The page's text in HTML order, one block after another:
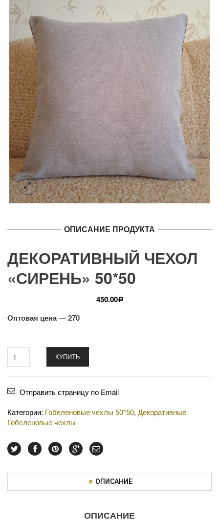
ОПИСАНИЕ ПРОДУКТА
ДЕКОРАТИВНЫЙ ЧЕХОЛ
«СИРЕНЬ» 50*50
450.00Р
Оптовая цена — 270
КУПИТЬ
Отправить страницу по Email
Категории: Гобеленовые чехлы 50*50, Декоративные
Гобеленовые чехлы
ОПИСАНИЕ
ОПИСАНИЕ